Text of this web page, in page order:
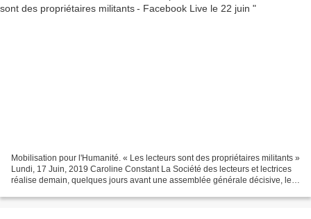
Mobilisation pour l'Humanité. « Les lecteurs sont des propriétaires militants »
Lundi, 17 Juin, 2019 Caroline Constant La Société des lecteurs et lectrices
réalise demain, quelques jours avant une assemblée générale décisive, le